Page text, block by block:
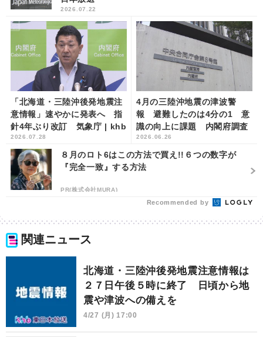
2026.07.22
「北海道・三陸沖後発地震注
意情報」速やかに発表へ 指
針4年ぶり改訂 気象庁 | khb
東日本放送
2026.07.28
4月の三陸沖地震の津波警
報 避難したのは4分の1 意
識の向上に課題 内閣府調査
| khb東日本放送
2026.06.26
８月のロト6はこの方法で買え!!６つの数字が
『完全一致』する方法
PR(株式会社MURA)
Recommended by
関連ニュース
北海道・三陸沖後発地震注意情報は
２７日午後５時に終了 日頃から地
震や津波への備えを
4/27 (月) 17:00